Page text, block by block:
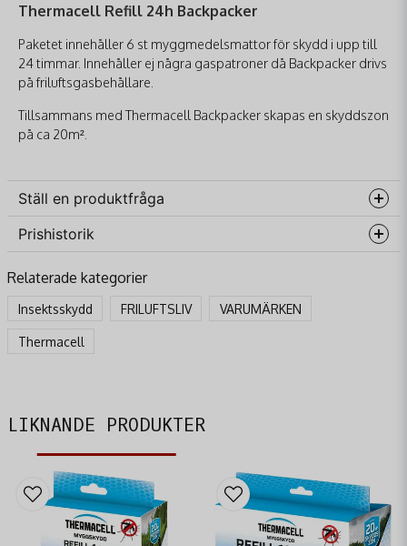
Thermacell Refill 24h Backpacker
Paketet innehåller 6 st myggmedelsmattor för skydd i upp till
24 timmar. Innehåller ej några gaspatroner då Backpacker drivs
på friluftsgasbehållare.
Tillsammans med Thermacell Backpacker skapas en skyddszon
på ca 20m².
Ställ en produktfråga
question
Fråga oss något om denna produkten...
name
Namn
Mejladress
Ja, ni får publicera min fråga
Prishistorik
Relaterade kategorier
Insektsskydd FRILUFTSLIV VARUMÄRKEN
Thermacell
LIKNANDE PRODUKTER